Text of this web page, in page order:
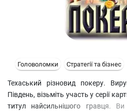
Головоломки Стратегії та бізнес
Техаський різновид покеру.
Південь, візьміть участь у серії
титул найсильнішого гравця. Ви